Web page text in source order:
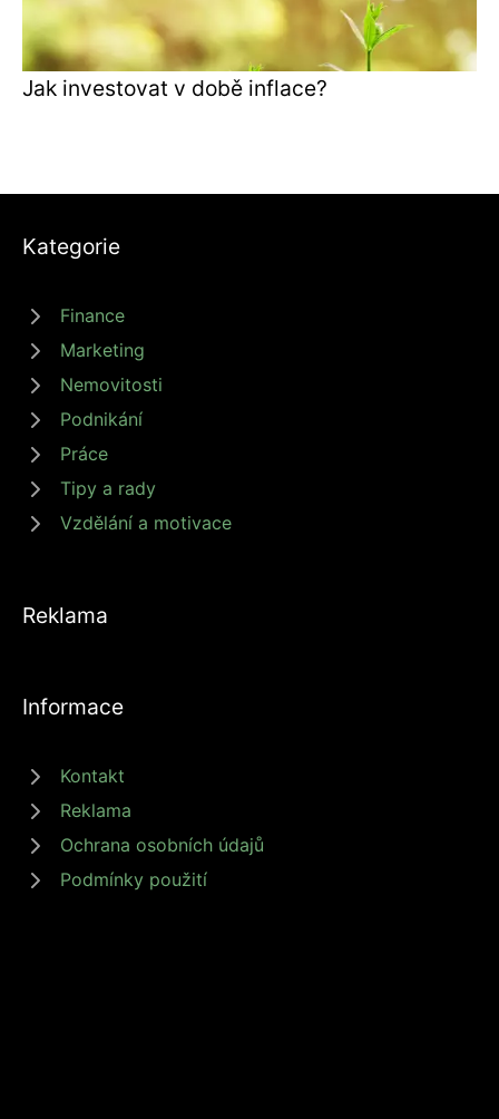
Jak investovat v době inflace?
Kategorie
Finance
Marketing
Nemovitosti
Podnikání
Práce
Tipy a rady
Vzdělání a motivace
Reklama
Informace
Kontakt
Reklama
Ochrana osobních údajů
Podmínky použití